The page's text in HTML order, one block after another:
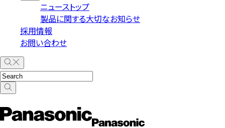
ニューストップ
製品に関する大切なお知らせ
採用情報
お問い合わせ